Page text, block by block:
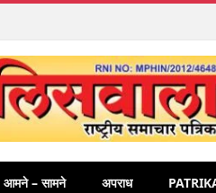
आमने – सामने अपराध